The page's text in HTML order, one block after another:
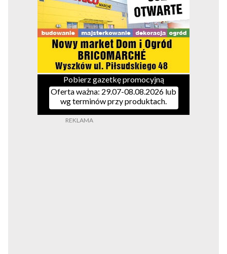
Pobierz gazetkę promocyjną
Oferta ważna: 29.07-08.08.2026 lub
wg terminów przy produktach.